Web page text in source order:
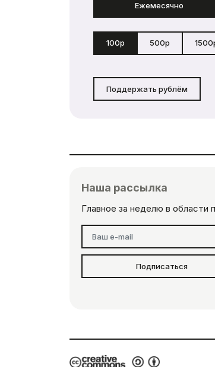
Ежемесячно
100р 500р
Поддержать рублём
Наша рассылка
Главное за неделю в области
Подписаться